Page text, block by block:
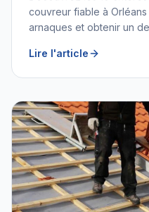
couvreur fiable à
arnaques et obtenir un
Lire l'article